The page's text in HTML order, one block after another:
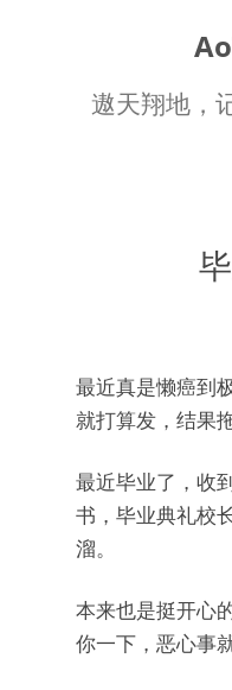
遨天翔地，
最近真是懒癌到
就打算发，结果
最近毕业了，收
书，毕业典礼校
溜。
本来也是挺开心
你一下，恶心事